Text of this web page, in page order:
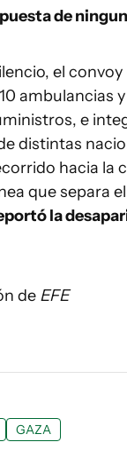
de
el
ambulancias
e
distintas
hacia la
que separa
la
de EFE
GAZA